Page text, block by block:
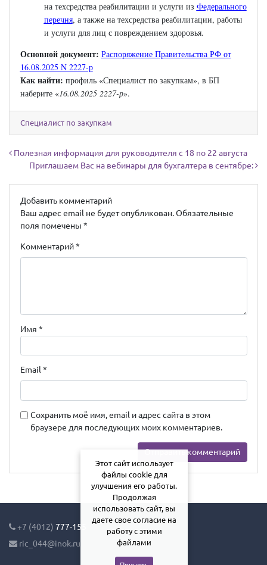
на техсредства реабилитации и услуги из Федерального
перечня, а также на техсредства реабилитации, работы
и услуги для лиц с повреждением здоровья.
Основной документ: Распоряжение Правительства РФ от
16.08.2025 N 2227-р
Как найти: профиль «Специалист по закупкам», в БП
наберите «16.08.2025 2227-р».
Специалист по закупкам
Навигация по записям
Полезная информация для руководителя с 18 по 22 августа
Приглашаем Вас на вебинары для бухгалтера в сентябре:
Добавить комментарий
Ваш адрес email не будет опубликован. Обязательные
поля помечены *
Комментарий*
Имя *
Email*
Сохранить моё имя, email и адрес сайта в этом
браузере для последующих моих комментариев.
+7 (4012) 777-155
ric_044@inok.ru
Этот сайт использует
файлы cookie для
улучшения его работы.
Продолжая
использовать сайт, вы
даете свое согласие на
работу с этими
файлами